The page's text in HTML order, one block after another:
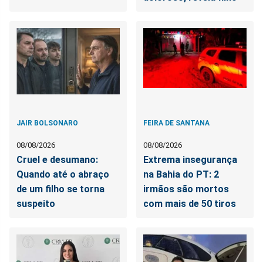
JAIR BOLSONARO
08/08/2026
Cruel e desumano:
Quando até o abraço
de um filho se torna
suspeito
FEIRA DE SANTANA
08/08/2026
Extrema insegurança
na Bahia do PT: 2
irmãos são mortos
com mais de 50 tiros